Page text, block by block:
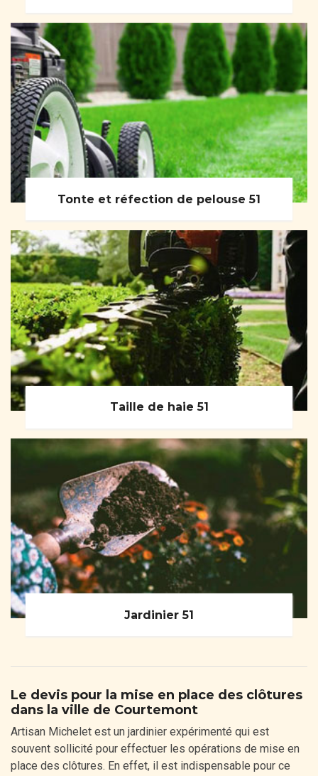
Tonte et réfection de pelouse 51
Taille de haie 51
Jardinier 51
Le devis pour la mise en place des clôtures
dans la ville de Courtemont
Artisan Michelet est un jardinier expérimenté qui est
souvent sollicité pour effectuer les opérations de mise en
place des clôtures. En effet, il est indispensable pour ce